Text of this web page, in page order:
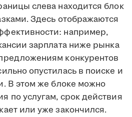
слева находится блок
Здесь отображаются
например,
зарплата ниже рынка
конкурентов
опустилась в поиске и
В этом же блоке можно
по услугам, срок действия
или уже закончился.